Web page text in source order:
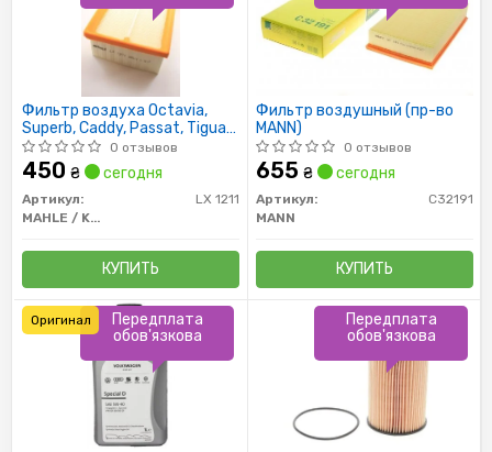
Фильтр воздуха Octavia,
Superb, Caddy, Passat, Tiguan
2.0TDI, 1.6TDI, 1.9 TDI 2003-
0 отзывов
450 ₴ сегодня
Артикул:
LX 1211
MAHLE / KNECHT
КУПИТЬ
Фильтр воздушный (пр-во
MANN)
0 отзывов
655 ₴ сегодня
Артикул:
C32191
MANN
КУПИТЬ
Передплата
обов'язкова
Оригинал
Передплата
обов'язкова